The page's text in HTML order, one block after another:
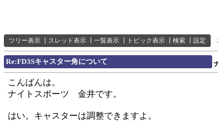
ツリー表示 スレッド表示 一覧表示 トピック表示 検索 設定
Re:FD3Sキャスター角について
こんばんは。
ナイトスポーツ 金井です。
はい。キャスターは調整できますよ。